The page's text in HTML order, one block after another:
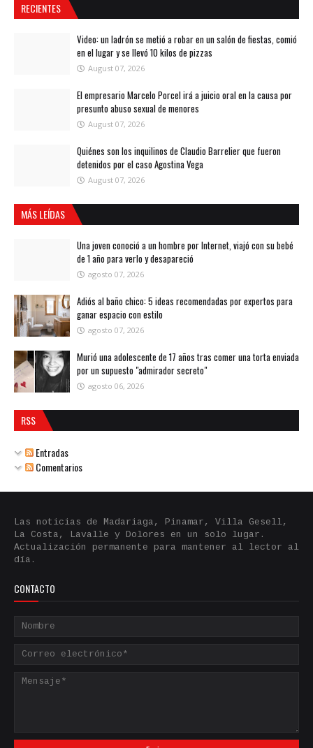
RECIENTES
Video: un ladrón se metió a robar en un salón de fiestas, comió
en el lugar y se llevó 10 kilos de pizzas
August 07, 2026
El empresario Marcelo Porcel irá a juicio oral en la causa por
presunto abuso sexual de menores
August 07, 2026
Quiénes son los inquilinos de Claudio Barrelier que fueron
detenidos por el caso Agostina Vega
August 07, 2026
MÁS LEÍDAS
Una joven conoció a un hombre por Internet, viajó con su bebé
de 1 año para verlo y desapareció
agosto 07, 2026
Adiós al baño chico: 5 ideas recomendadas por expertos para
ganar espacio con estilo
agosto 07, 2026
Murió una adolescente de 17 años tras comer una torta enviada
por un supuesto "admirador secreto"
agosto 06, 2026
RSS
Entradas
Comentarios
Las noticias de Madariaga, Pinamar, Villa Gesell,
La Costa, Lavalle y Dolores en un solo lugar.
Actualización permanente para mantener al lector al
día.
CONTACTO